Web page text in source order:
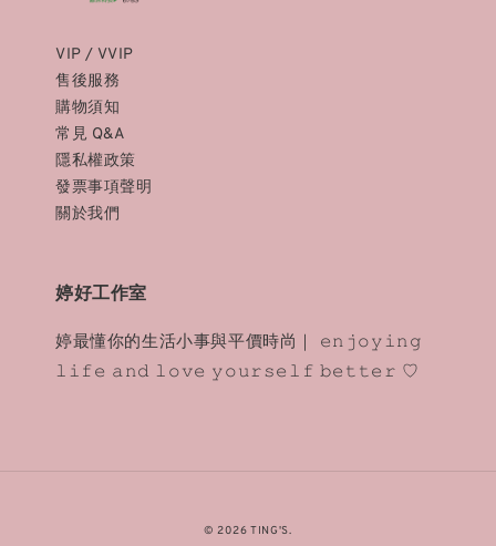
VIP / VVIP
售後服務
購物須知
常見 Q&A
隱私權政策
發票事項聲明
關於我們
婷好工作室
婷最懂你的生活小事與平價時尚｜ 𝚎𝚗𝚓𝚘𝚢𝚒𝚗𝚐
𝚕𝚒𝚏𝚎 𝚊𝚗𝚍 𝚕𝚘𝚟𝚎 𝚢𝚘𝚞𝚛𝚜𝚎𝚕𝚏 𝚋𝚎𝚝𝚝𝚎𝚛 ♡
© 2026 TING'S.